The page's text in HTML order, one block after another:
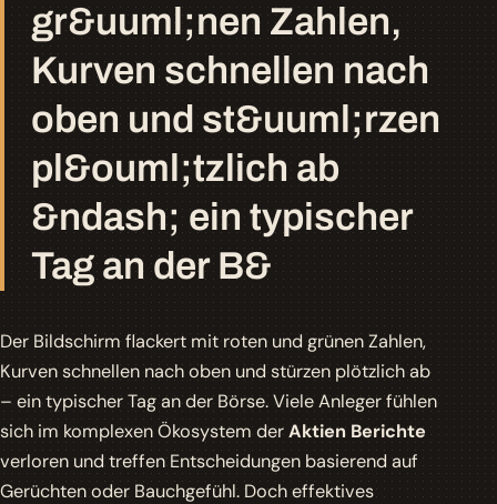
gr&uuml;nen Zahlen,
Kurven schnellen nach
oben und st&uuml;rzen
pl&ouml;tzlich ab
&ndash; ein typischer
Tag an der B&
Der Bildschirm flackert mit roten und grünen Zahlen,
Kurven schnellen nach oben und stürzen plötzlich ab
– ein typischer Tag an der Börse. Viele Anleger fühlen
sich im komplexen Ökosystem derAktien Berichte
verloren und treffen Entscheidungen basierend auf
Gerüchten oder Bauchgefühl. Doch effektives